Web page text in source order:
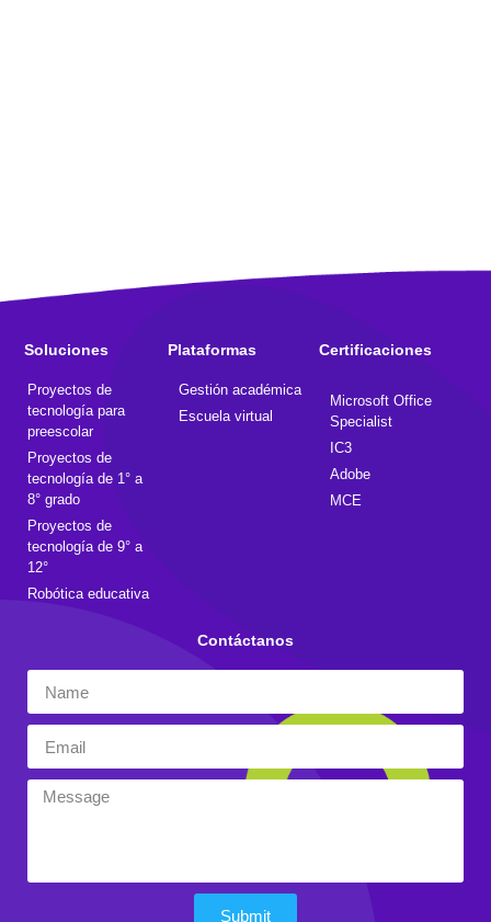
Soluciones
Proyectos de
tecnología para
preescolar
Proyectos de
tecnología de 1° a
8° grado
Proyectos de
tecnología de 9° a
12°
Robótica educativa
Plataformas
Gestión académica
Escuela virtual
Certificaciones
Microsoft Office
Specialist
IC3
Adobe
MCE
Contáctanos
Submit